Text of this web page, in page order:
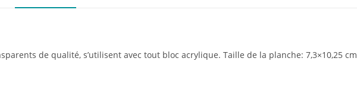
de qualité, s’utilisent avec tout bloc acrylique. Taille de la planche: 7,3×10,25 cm